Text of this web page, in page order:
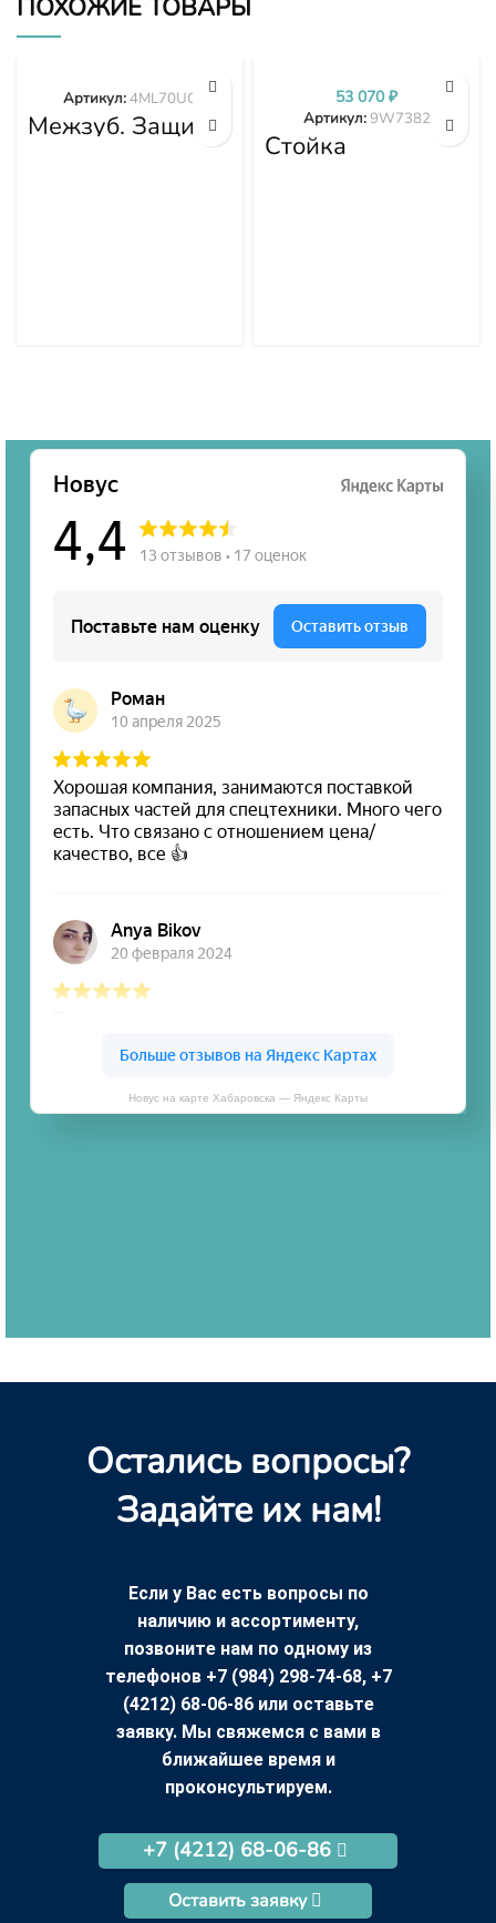
ПОХОЖИЕ ТОВАРЫ
Межзуб. Защита
4ML70UC
Артикул:4ML70UC
Стойка
рыхлителя D7
Артикул:9W7382
53 070₽
Новус на карте Хабаровска — Яндекс Карты
Остались вопросы?
Задайте их нам!
Если у Вас есть вопросы по
наличию и ассортименту,
позвоните нам по одному из
телефонов +7 (984) 298-74-68, +7
(4212) 68-06-86 или оставьте
заявку. Мы свяжемся с вами в
ближайшее время и
проконсультируем.
+7 (4212) 68-06-86
Оставить заявку